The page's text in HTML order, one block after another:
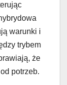
warunki i
trybem
że
potrzeb.